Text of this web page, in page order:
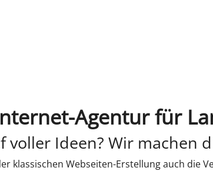
Agentur für
voller Ideen? Wir machen
klassischen Webseiten-Erstellung auch die